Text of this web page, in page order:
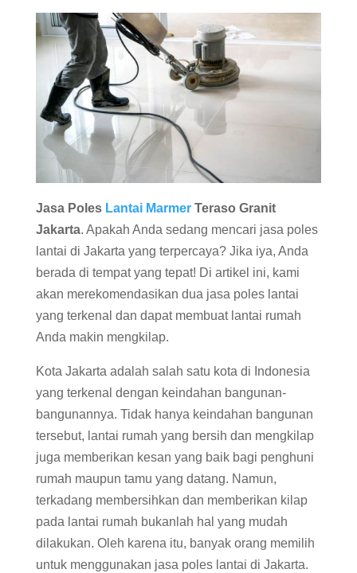
Jasa Poles Lantai MarmerTeraso Granit
Jakarta. Apakah Anda sedang mencari jasa poles
lantai di Jakarta yang terpercaya? Jika iya, Anda
berada di tempat yang tepat! Di artikel ini, kami
akan merekomendasikan dua jasa poles lantai
yang terkenal dan dapat membuat lantai rumah
Anda makin mengkilap.
Kota Jakarta adalah salah satu kota di Indonesia
yang terkenal dengan keindahan bangunan-
bangunannya. Tidak hanya keindahan bangunan
tersebut, lantai rumah yang bersih dan mengkilap
juga memberikan kesan yang baik bagi penghuni
rumah maupun tamu yang datang. Namun,
terkadang membersihkan dan memberikan kilap
pada lantai rumah bukanlah hal yang mudah
dilakukan. Oleh karena itu, banyak orang memilih
untuk menggunakan jasa poles lantai di Jakarta.